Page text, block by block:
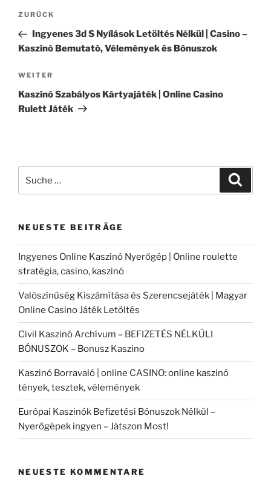
Beitragsnavigation
Vorheriger
Beitrag
ZURÜCK
Ingyenes 3d S Nyílások Letöltés Nélkül | Casino –
Kaszinó Bemutató, Vélemények és Bónuszok
Nächster
Beitrag
WEITER
Kaszinó Szabályos Kártyajáték | Online Casino
Rulett Játék
nach:
NEUESTE BEITRÄGE
Ingyenes Online Kaszinó Nyerőgép | Online roulette
stratégia, casino, kaszinó
Valószínűség Kiszámítása és Szerencsejáték | Magyar
Online Casino Játék Letöltés
Civil Kaszinó Archívum – BEFIZETÉS NÉLKÜLI
BÓNUSZOK – Bonusz Kaszino
Kaszinó Borravaló | online CASINO: online kaszinó
tények, tesztek, vélemények
Európai Kaszinók Befizetési Bónuszok Nélkül –
Nyerőgépek ingyen – Játszon Most!
NEUESTE KOMMENTARE